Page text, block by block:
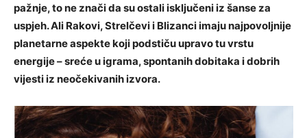
pažnje, to ne znači da su ostali isključeni iz šanse za
uspjeh. Ali Rakovi, Strelčevi i Blizanci imaju najpovoljnije
planetarne aspekte koji podstiču upravo tu vrstu
energije – sreće u igrama, spontanih dobitaka i dobrih
vijesti iz neočekivanih izvora.